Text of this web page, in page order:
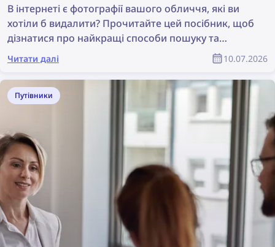
В інтернеті є фотографії вашого обличчя, які ви
хотіли б видалити? Прочитайте цей посібник, щоб
дізнатися про найкращі способи пошуку та
видалення своїх фотографій онлайн!
Читати далі 10.07.2026
Путівники